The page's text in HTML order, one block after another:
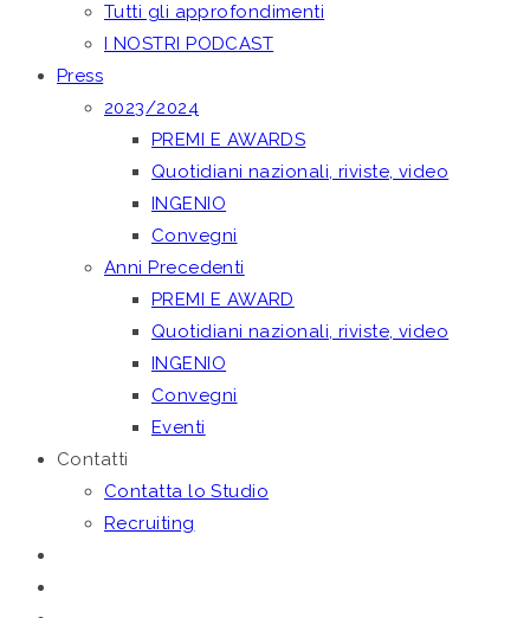
Tutti gli approfondimenti
I NOSTRI PODCAST
Press
2023/2024
PREMI E AWARDS
Quotidiani nazionali, riviste, video
INGENIO
Convegni
Anni Precedenti
PREMI E AWARD
Quotidiani nazionali, riviste, video
INGENIO
Convegni
Eventi
Contatti
Contatta lo Studio
Recruiting